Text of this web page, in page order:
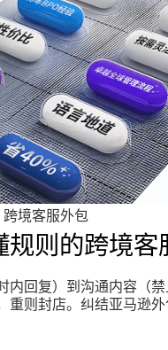
跨境客服外包
则的跨境客
内回复）到沟通内容（
则封店。纠结亚马逊外